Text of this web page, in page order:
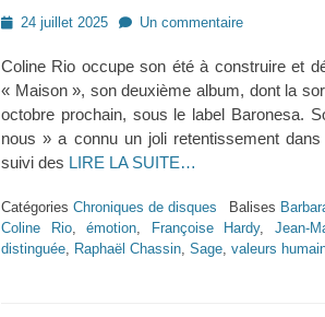
Posted24 juillet 2025 Un commentaire
Coline Rio occupe son été à construire et
« Maison », son deuxième album, dont la
octobre prochain, sous le label Baronesa.
nous » a connu un joli retentissement
suivi des LIRE LA SUITE…
Catégories Chroniques de disques Balises
Coline Rio,émotion, Françoise Hardy,Jean-
distinguée, Raphaël Chassin, Sage, valeurs